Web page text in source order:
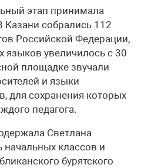
этап принимала
Казани собрались 112
Российской Федерации,
языков увеличилось с 30
площадке звучали
и языки
для сохранения которых
педагога.
Светлана
классов и
бурятского